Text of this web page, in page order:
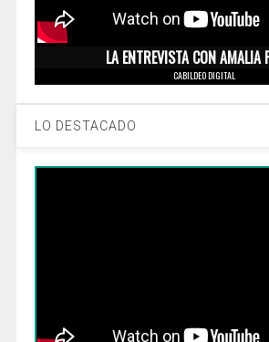
LA ENTREVISTA CON AMALIA
CABILDEO DIGITAL
LO DESTACADO